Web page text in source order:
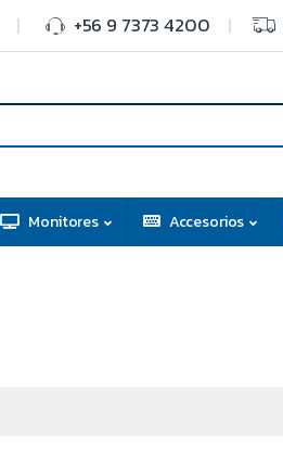
+56 9 7373 4200
Monitores Accesorios